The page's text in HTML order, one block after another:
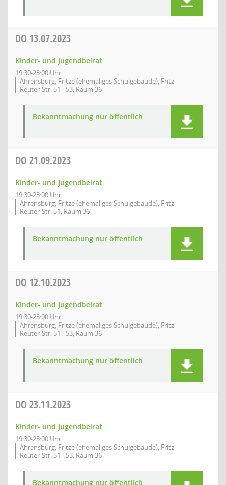
DO 13.07.2023
Kinder- und Jugendbeirat
19:30-23:00 Uhr
Ahrensburg, Fritze (ehemaliges Schulgebäude), Fritz-
Reuter-Str. 51 - 53, Raum 36
Bekanntmachung nur öffentlich
DO 21.09.2023
Kinder- und Jugendbeirat
19:30-23:00 Uhr
Ahrensburg, Fritze (ehemaliges Schulgebäude), Fritz-
Reuter-Str. 51, Raum 36
Bekanntmachung nur öffentlich
DO 12.10.2023
Kinder- und Jugendbeirat
19:30-23:00 Uhr
Ahrensburg, Fritze (ehemaliges Schulgebäude), Fritz-
Reuter-Str. 51 - 53, Raum 36
Bekanntmachung nur öffentlich
DO 23.11.2023
Kinder- und Jugendbeirat
19:30-23:00 Uhr
Ahrensburg, Fritze (ehemaliges Schulgebäude), Fritz-
Reuter-Str. 51 - 53, Raum 36
Bekanntmachung nur öffentlich